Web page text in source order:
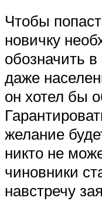
Чтобы
новичку
обозначить в
даже
он хотел бы
желание
никто не
чиновники
навстречу